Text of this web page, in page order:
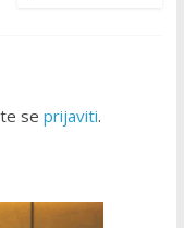
se prijaviti.